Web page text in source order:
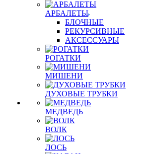
АРБАЛЕТЫ
БЛОЧНЫЕ
РЕКУРСИВНЫЕ
АКСЕССУАРЫ
РОГАТКИ
МИШЕНИ
ДУХОВЫЕ ТРУБКИ
МЕДВЕДЬ
ВОЛК
ЛОСЬ